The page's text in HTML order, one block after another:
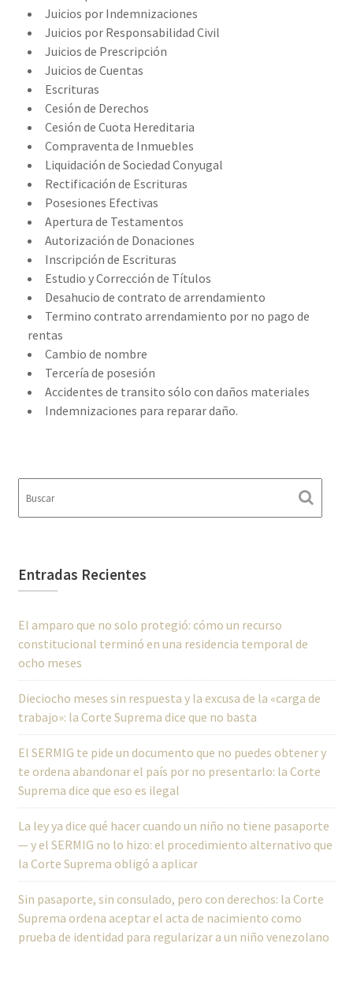
Juicios por Indemnizaciones
Juicios por Responsabilidad Civil
Juicios de Prescripción
Juicios de Cuentas
Escrituras
Cesión de Derechos
Cesión de Cuota Hereditaria
Compraventa de Inmuebles
Liquidación de Sociedad Conyugal
Rectificación de Escrituras
Posesiones Efectivas
Apertura de Testamentos
Autorización de Donaciones
Inscripción de Escrituras
Estudio y Corrección de Títulos
Desahucio de contrato de arrendamiento
Termino contrato arrendamiento por no pago de
rentas
Cambio de nombre
Tercería de posesión
Accidentes de transito sólo con daños materiales
Indemnizaciones para reparar daño.
Entradas Recientes
El amparo que no solo protegió: cómo un recurso
constitucional terminó en una residencia temporal de
ocho meses
Dieciocho meses sin respuesta y la excusa de la «carga de
trabajo»: la Corte Suprema dice que no basta
El SERMIG te pide un documento que no puedes obtener y
te ordena abandonar el país por no presentarlo: la Corte
Suprema dice que eso es ilegal
La ley ya dice qué hacer cuando un niño no tiene pasaporte
— y el SERMIG no lo hizo: el procedimiento alternativo que
la Corte Suprema obligó a aplicar
Sin pasaporte, sin consulado, pero con derechos: la Corte
Suprema ordena aceptar el acta de nacimiento como
prueba de identidad para regularizar a un niño venezolano